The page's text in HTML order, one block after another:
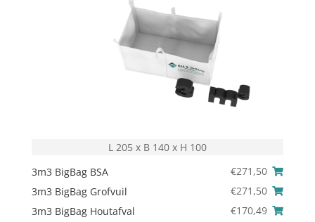
L 205 x B 140 x H 100
3m3 BigBag BSA
€271,50
3m3 BigBag Grofvuil
€271,50
3m3 BigBag Houtafval
€170,49